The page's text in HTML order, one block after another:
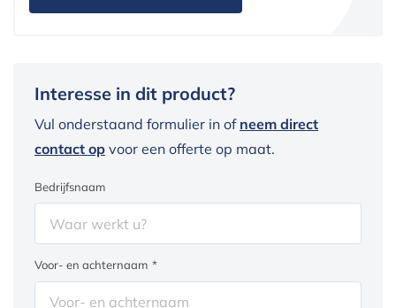
Interesse in dit product?
Vul onderstaand formulier in of neem direct
contact op voor een offerte op maat.
Bedrijfsnaam
Voor- en achternaam *